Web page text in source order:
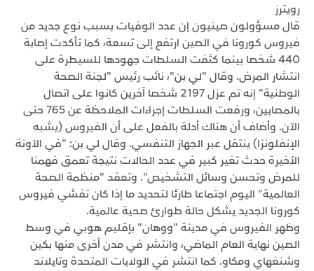
رويترز
قال مسؤولون صينيون إن عدد الوفيات بسبب نوع جديد من
فيروس كورونا في الصين ارتفع إلى تسعة، كما تأكدت إصابة
440 شخصا بينما كثفت السلطات جهودها للسيطرة على
انتشار المرض. وقال "لي بن"، نائب رئيس "لجنة الصحة
الوطنية" إنه تم عزل 2197 شخصا آخرين كانوا على اتصال
بالمصابين، ورفعت السلطات إجراءات الملاحظة عن 765 حتى
الآن. وأضاف أن هناك أدلة بالفعل على أن الفيروس (يشبه
الإنفلونزا) ينتقل عبر الجهاز التنفسي. وقال لي بن: "في الآونة
الأخيرة حدث تغير كبير في عدد الحالات نتيجة تعمق فهمنا
للمرض وتحسن وسائل التشخيص". وتعقد "منظمة الصحة
العالمية" اليوم اجتماعا طارئا لتحديد ما إذا كان تفشي فيروس
كورونا الجديد يشكل حالة طوارئ صحية عالمية.
وظهر الفيروس في مدينة "ووهان" بإقليم هوبي في وسط
الصين نهاية العام الماضي، وانتشر في مدن أخرى منها بكين
وشنغهاي ومكاو. كما انتشر في الولايات المتحدة وتايلاند